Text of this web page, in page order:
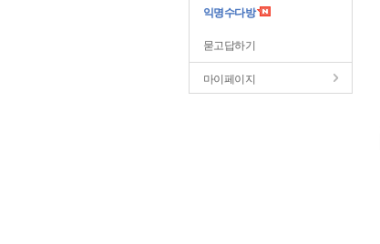
익명수다방
묻고답하기
마이페이지